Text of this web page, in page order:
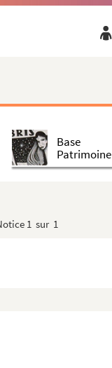
Base
Patrimoine
1 sur 1